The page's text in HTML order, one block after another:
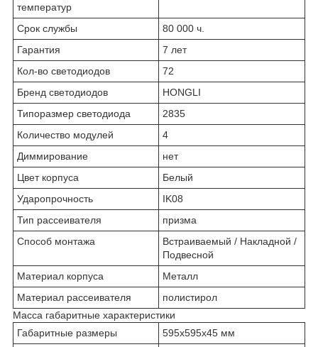
температур
Срок службы
80 000 ч.
Гарантия
7 лет
Кол-во светодиодов
72
Бренд светодиодов
HONGLI
Типоразмер светодиода
2835
Количество модулей
4
Диммирование
нет
Цвет корпуса
Белый
Ударопрочность
IK08
Тип рассеивателя
призма
Способ монтажа
Встраиваемый / Накладной /
Подвесной
Материал корпуса
Металл
Материал рассеивателя
полистирол
Масса габаритные характеристики
Габаритные размеры
595х595х45 мм